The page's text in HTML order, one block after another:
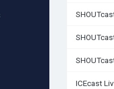
ICEcast